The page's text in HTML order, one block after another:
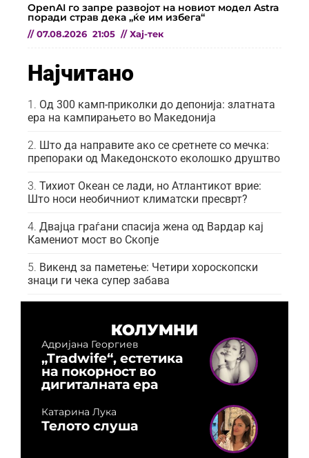
OpenAI го запре развојот на новиот модел Astra
поради страв дека „ќе им избега“
// 07.08.2026 21:05 // Хај-тек
Најчитано
Од 300 камп-приколки до депонија: златната
ера на кампирањето во Македонија
Што да направите ако се сретнете со мечка:
препораки од Македонското еколошко друштво
Тихиот Океан се лади, но Атлантикот врие:
Што носи необичниот климатски пресврт?
Двајца граѓани спасија жена од Вардар кај
Камениот мост во Скопје
Викенд за паметење: Четири хороскопски
знаци ги чека супер забава
КОЛУМНИ
Адријана Георгиев
„Tradwife“, естетика
на покорност во
дигиталната ера
Катарина Лука
Телото слуша